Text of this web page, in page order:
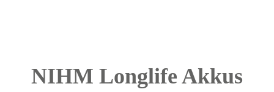
NIHM Longlife Akkus